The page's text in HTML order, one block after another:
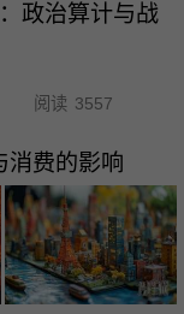
政治算计与战
阅读 3557
消费的影响